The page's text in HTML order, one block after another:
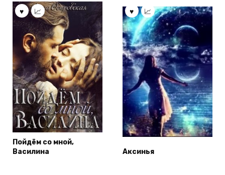
Пойдём со мной,
Василина
Аксинья